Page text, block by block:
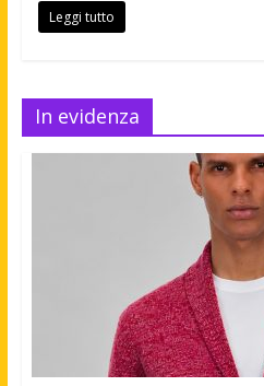
Leggi tutto
In evidenza